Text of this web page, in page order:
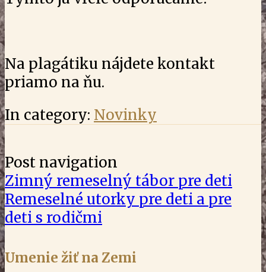
Na plagátiku nájdete kontakt
priamo na ňu.
In category: Novinky
Post navigation
Zimný remeselný tábor pre deti
Remeselné utorky pre deti a pre
deti s rodičmi
Umenie žiť na Zemi